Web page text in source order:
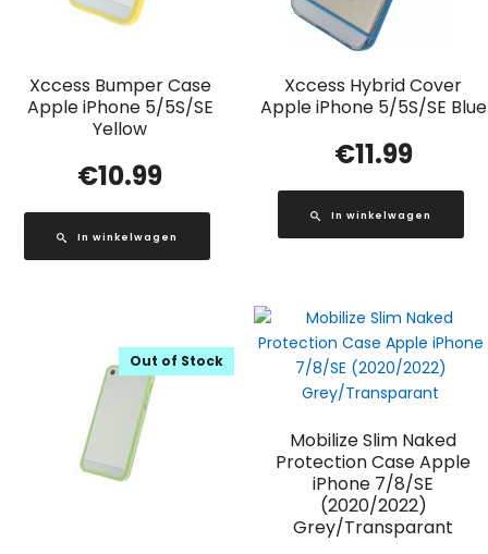
Xccess Bumper Case
Apple iPhone 5/5S/SE
Yellow
€10.99
In winkelwagen
Xccess Hybrid Cover
Apple iPhone 5/5S/SE Blue
€11.99
In winkelwagen
Out of Stock
Mobilize Slim Naked
Protection Case Apple
iPhone 7/8/SE
(2020/2022)
Grey/Transparant